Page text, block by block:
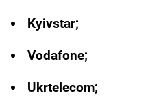
Kyivstar;
Vodafone;
Ukrtelecom;